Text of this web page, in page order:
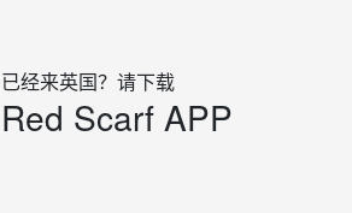
已经来英国？请下载
Red Scarf APP